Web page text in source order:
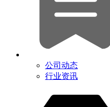
公司动态
行业资讯